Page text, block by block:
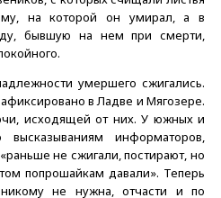
на которой он умирал, а в
бывшую на нем при смерти,
умершего сжигались.
в Ладве и Мягозере.
исходящей от них. У южных и
информаторов,
не сжигали, постирают, но
попрошайкам давали». Теперь
не нужна, отчасти и по